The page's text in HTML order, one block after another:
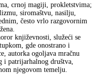
crnoj magiji, prokletstvima;
siromaštvu, nasilju,
često vrlo razgovornim
književnosti, služeći se
gde onostrano i
autorka ogoljava mračnu
i patrijarhalnog društva,
njegovom temelju.